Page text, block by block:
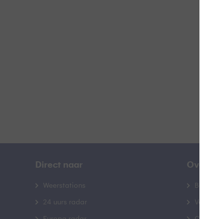
Direct naar
Weerstations
24 uurs radar
Over